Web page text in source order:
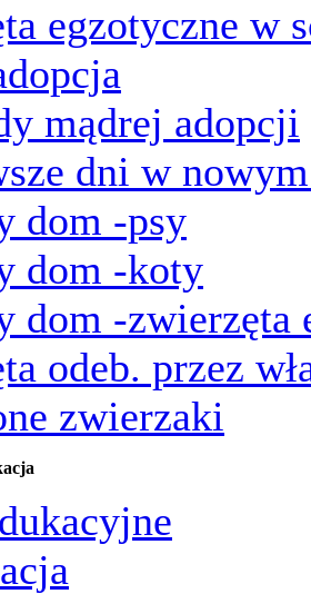
egzotyczne w
mądrej adopcji
dni w
dom -psy
dom -koty
dom -zwierzęta
odeb. przez
zwierzaki